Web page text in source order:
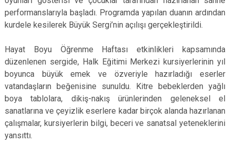
performanslarıyla başladı. Programda yapılan duanın ardından
kurdele kesilerek Büyük Sergi’nin açılışı gerçekleştirildi.
Hayat Boyu Öğrenme Haftası etkinlikleri kapsamında
düzenlenen sergide, Halk Eğitimi Merkezi kursiyerlerinin yıl
boyunca büyük emek ve özveriyle hazırladığı eserler
vatandaşların beğenisine sunuldu. Kitre bebeklerden yağlı
boya tablolara, dikiş-nakış ürünlerinden geleneksel el
sanatlarına ve çeyizlik eserlere kadar birçok alanda hazırlanan
çalışmalar, kursiyerlerin bilgi, beceri ve sanatsal yeteneklerini
yansıttı.